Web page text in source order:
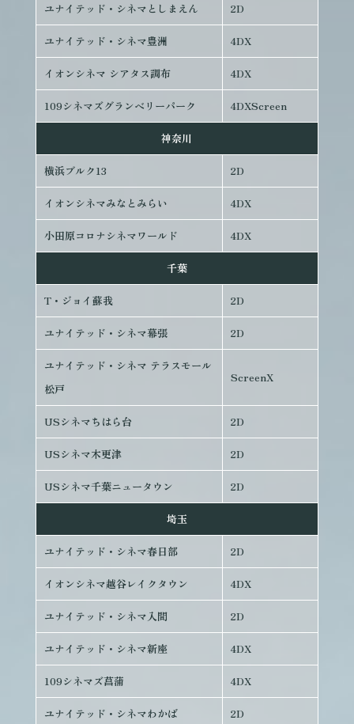
ユナイテッド・シネマとしまえん 2D
ユナイテッド・シネマ豊洲 4DX
イオンシネマ シアタス調布 4DX
109シネマズグランベリーパーク 4DXScreen
神奈川
横浜ブルク13 2D
イオンシネマみなとみらい 4DX
小田原コロナシネマワールド 4DX
千葉
T・ジョイ蘇我 2D
ユナイテッド・シネマ幕張 2D
ユナイテッド・シネマ テラスモール
松戸
ScreenX
USシネマちはら台 2D
USシネマ木更津 2D
USシネマ千葉ニュータウン 2D
埼玉
ユナイテッド・シネマ春日部 2D
イオンシネマ越谷レイクタウン 4DX
ユナイテッド・シネマ入間 2D
ユナイテッド・シネマ新座 4DX
109シネマズ菖蒲 4DX
ユナイテッド・シネマわかば 2D